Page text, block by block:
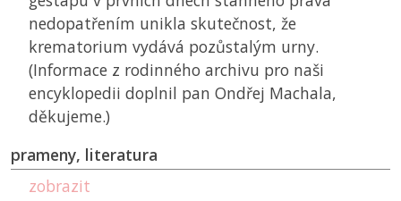
nedopatřením unikla skutečnost, že
krematorium vydává pozůstalým urny.
(Informace z rodinného archivu pro naši
encyklopedii doplnil pan Ondřej Machala,
děkujeme.)
prameny, literatura
zobrazit